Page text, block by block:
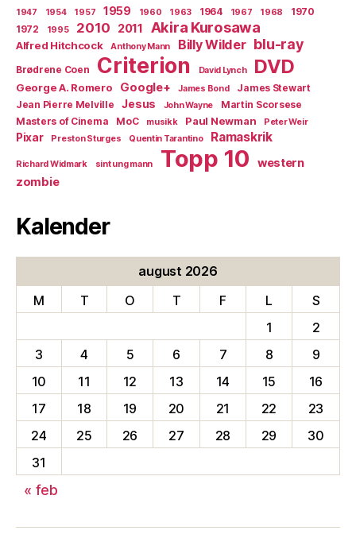
1947 1954 1957 1959 1960 1963 1964 1967 1968
1970
1972
1995 2010 2011 Akira Kurosawa
Alfred Hitchcock Anthony Mann Billy Wilder blu-ray
Brødrene Coen Criterion David Lynch DVD
George A. Romero Google+ James Bond
James Stewart
Jean Pierre Melville
Jesus John Wayne
Martin Scorsese
Masters of Cinema
MoC musikk Paul Newman Peter Weir
Pixar Preston Sturges Quentin Tarantino Ramaskrik
Richard Widmark sint ung mann Topp 10
western
zombie
Kalender
august 2026
M
T O T F L
S
1
2
3
4 5 6 7 8
9
10
11 12 13 14 15
16
17
18 19 20 21 22
23
24
25 26 27 28 29
30
31
« feb